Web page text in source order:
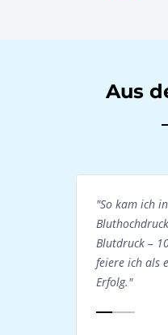
Aus
"So kam ich
Blutdruck –
feiere ich als
Erfolg."